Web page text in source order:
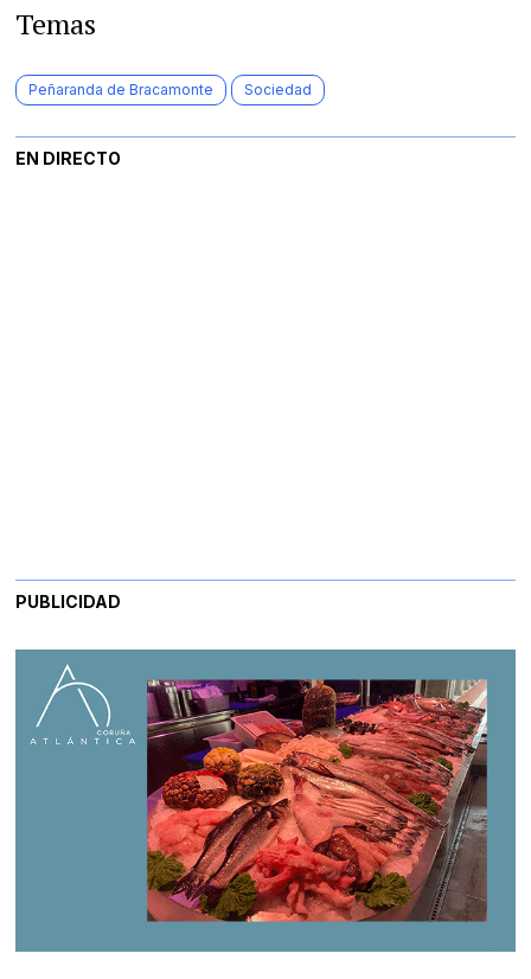
Temas
Peñaranda de Bracamonte Sociedad
EN DIRECTO
PUBLICIDAD